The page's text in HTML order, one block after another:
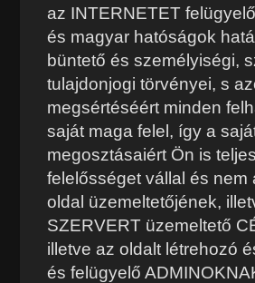
az INTERNETET
és magyar hatóságok
büntető és személyiségi,
tulajdonjogi törvényei, s
megsértéséért minden
saját maga felel, így a
megosztásaiért Ön is
felelősséget vállal és nem
oldal üzemeltetőjének,
SZERVERT üzemeltető
illetve az oldalt létrehozó
és felügyelő